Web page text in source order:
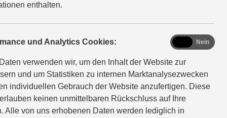
enthalten.
und Analytics Cookies:
verwenden wir, um den Inhalt der Website zur
und um Statistiken zu internen Marktanalysezwecken
individuellen Gebrauch der Website anzufertigen. Diese
keinen unmittelbaren Rückschluss auf Ihre
Alle von uns erhobenen Daten werden lediglich in
analyticsNein
Hörder